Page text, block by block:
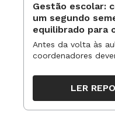
Gestão escolar:
um segundo
equilibrado para
Antes da volta às
coordenadores
organizar ações
trabalho
período
LER